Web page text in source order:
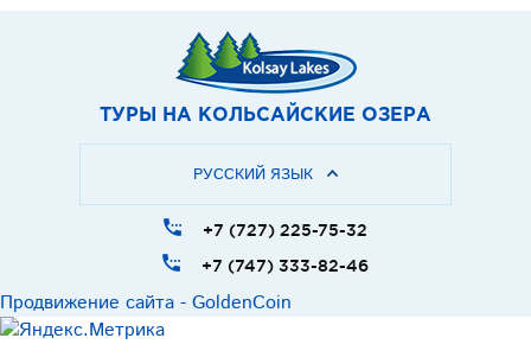
ТУРЫ НА КОЛЬСАЙСКИЕ ОЗЕРА
РУССКИЙ ЯЗЫК
+7 (727) 225-75-32
+7 (747) 333-82-46
Продвижение сайта - GoldenCoin